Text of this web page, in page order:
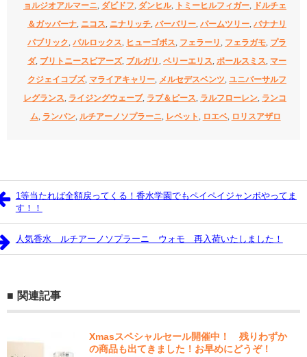
ョルジオアルマーニ, ダビドフ, ダンヒル, トミーヒルフィガー,
ドルチェ
＆ガッバーナ, ニコス, ニナリッチ, バーバリー, パームツリー, バナナリ
パブリック, パルロックス, ヒューゴボス, フェラーリ, フェラガモ, プラ
ダ, ブリトニースピアーズ, ブルガリ, ペリーエリス, ポールスミス, マー
クジェイコブズ, マライアキャリー, メルセデスベンツ, ユニバーサルフ
レグランス, ライジングウェーブ, ラブ＆ピース, ラルフローレン, ランコ
ム, ランバン, ルチアーノソプラーニ, レペット, ロエベ, ロリスアザロ
1等当たれば全額戻ってくる！香水学園でもペイペイジャンボやってま
す！！
人気香水 ルチアーノソプラーニ ウォモ 再入荷いたしました！
関連記事
Xmasスペシャルセール開催中！ 残りわずか
の商品も出てきました！お早めにどうぞ！